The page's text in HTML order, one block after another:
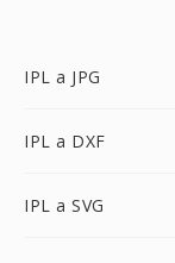
IPL a JPG
IPL a DXF
IPL a SVG